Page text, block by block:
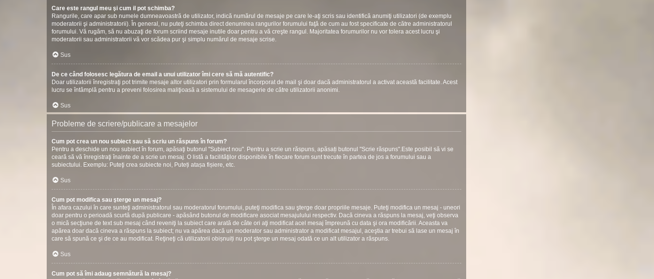
Care este rangul meu şi cum il pot schimba?
Rangurile, care apar sub numele dumneavoastră de utilizator, indică numărul de mesaje pe care le-aţi scris sau identifică anumiţi utilizatori (de exemplu
moderatorii şi administratorii). În general, nu puteţi schimba direct denumirea rangurilor forumului faţă de cum au fost specificate de către administratorul
forumului. Vă rugăm, să nu abuzaţi de forum scriind mesaje inutile doar pentru a vă creşte rangul. Majoritatea forumurilor nu vor tolera acest lucru şi
moderatorii sau administratorii vă vor scădea pur şi simplu numărul de mesaje scrise.
Sus
De ce când folosesc legătura de email a unui utilizator îmi cere să mă autentific?
Doar utilizatorii înregistraţi pot trimite mesaje altor utilizatori prin formularul încorporat de mail şi doar dacă administratorul a activat această facilitate. Acest
lucru se întâmplă pentru a preveni folosirea maliţioasă a sistemului de mesagerie de către utilizatorii anonimi.
Sus
Probleme de scriere/publicare a mesajelor
Cum pot crea un nou subiect sau să scriu un răspuns în forum?
Pentru a deschide un nou subiect în forum, apăsaţi butonul "Subiect nou". Pentru a scrie un răspuns, apăsați butonul "Scrie răspuns".Este posibil să vi se
ceară să vă înregistraţi înainte de a scrie un mesaj. O listă a facilităţilor disponibile în fiecare forum sunt trecute în partea de jos a forumului sau a
subiectului. Exemplu: Puteţi crea subiecte noi, Puteți atașa fișiere, etc.
Sus
Cum pot modifica sau şterge un mesaj?
În afara cazului în care sunteţi administratorul sau moderatorul forumului, puteţi modifica sau şterge doar propriile mesaje. Puteţi modifica un mesaj - uneori
doar pentru o perioadă scurtă după publicare - apăsând butonul de modificare asociat mesajulului respectiv. Dacă cineva a răspuns la mesaj, veţi observa
o mică secţiune de text sub mesaj când reveniţi la subiect care arată de câte ori aţi modificat acel mesaj împreună cu data şi ora modificării. Aceasta va
apărea doar dacă cineva a răspuns la subiect; nu va apărea dacă un moderator sau administrator a modificat mesajul, aceştia ar trebui să lase un mesaj în
care să spună ce şi de ce au modificat. Reţineţi că utilizatorii obișnuiți nu pot şterge un mesaj odată ce un alt utilizator a răspuns.
Sus
Cum pot să îmi adaug semnătură la mesaj?